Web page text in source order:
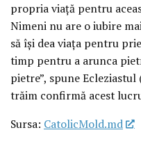
propria viață pentru
Nimeni nu are o iubire
să își dea viața pentru
timp pentru a arunca
pietre”, spune
trăim confirmă acest
Sursa: CatolicMold.md